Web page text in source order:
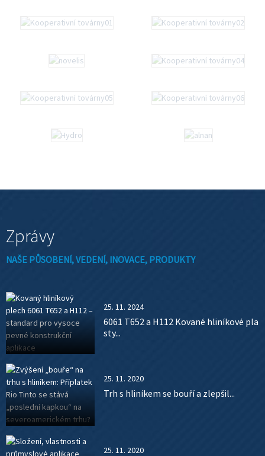
Zprávy
NAŠE PŮSOBENÍ, VEDENÍ, INOVACE, PRODUKTY
25. 11. 2024
6061 T652 a H112 Kované hliníkové pla
sty...
25. 11. 2020
Trh s hliníkem se bouří a zlepšil...
25. 11. 2020